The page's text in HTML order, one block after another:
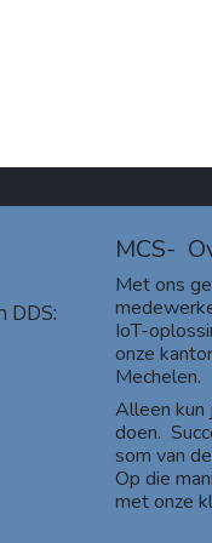
DDS:
MCS-
Met ons
IoT-
onze
Mechelen.
Alleen kun
doen.
som van
Op die
met onze